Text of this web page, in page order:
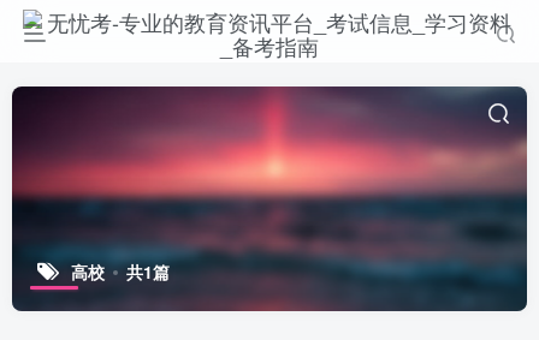
高校 共1篇